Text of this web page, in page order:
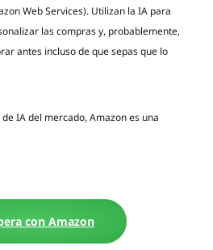
Web Services). Utilizan la IA para
las compras y, probablemente,
antes incluso de que sepas que lo
IA del mercado, Amazon es una
con Amazon